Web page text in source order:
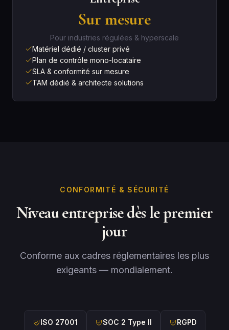
Sur mesure
Pour industries régulées & hyperscale
Matériel dédié / cluster privé
Plan de contrôle mono-locataire
SLA & conformité sur mesure
TAM dédié & architecte solutions
CONFORMITÉ & SÉCURITÉ
Niveau entreprise dès le premier
jour
Conforme aux cadres réglementaires les plus
exigeants — mondialement.
ISO 27001 SOC 2 Type II RGPD